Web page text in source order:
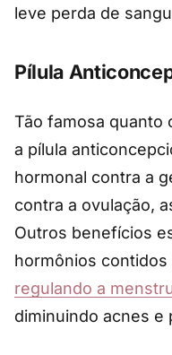
leve perda de
Pílula
Tão famosa quanto
a pílula
hormonal contra a
contra a ovulação,
Outros benefícios
hormônios
regulando a
diminuindo acnes e